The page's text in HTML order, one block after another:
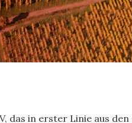
das in erster Linie aus